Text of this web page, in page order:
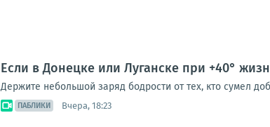
Если в Донецке или Луганске при +40°
Держите небольшой заряд бодрости от тех, кто сумел
ПАБЛИКИ Вчера, 18:23